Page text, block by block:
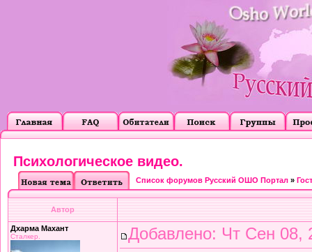
Психологическое видео.
Список форумов Русский ОШО Портал »
Автор
Дхарма Махант
Сталкер. Добавлено: Чт Сен 08,